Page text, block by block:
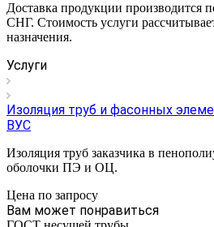
Доставка продукции производится
СНГ. Стоимость услуги
назначения.
Услуги
Изоляция труб и фасонных
ВУС
Изоляция труб заказчика в
оболочки ПЭ и ОЦ.
Цена по запросу
Вам может понравиться